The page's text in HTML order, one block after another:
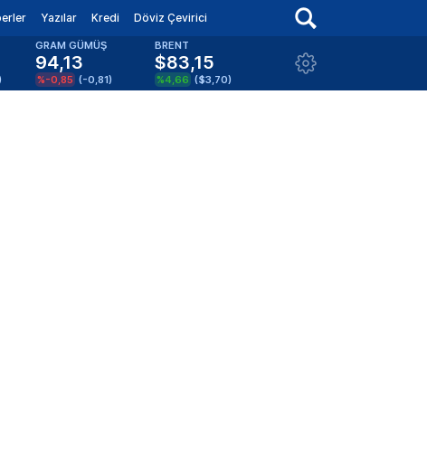
Yazılar Kredi Döviz Çevirici
GRAM GÜMÜŞ
94,13
%-0,85 (-0,81)
BRENT
$83,15
%4,66 ($3,70)